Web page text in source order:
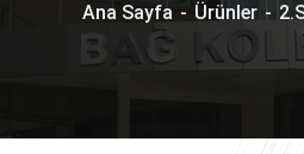
Ana Sayfa Ürünler